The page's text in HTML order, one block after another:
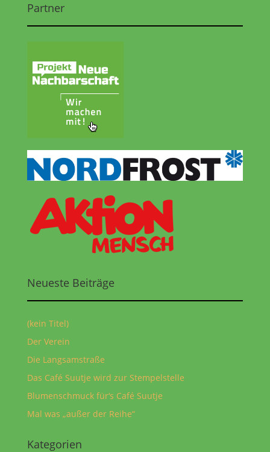
Partner
Neueste Beiträge
(kein Titel)
Der Verein
Die Langsamstraße
Das Café Suutje wird zur Stempelstelle
Blumenschmuck für‘s Café Suutje
Mal was „außer der Reihe“
Kategorien